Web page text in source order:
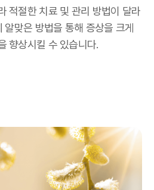
적절한 치료 및 관리 방법이 달라
맞은 방법을 통해 증상을 크게
향상시킬 수 있습니다.